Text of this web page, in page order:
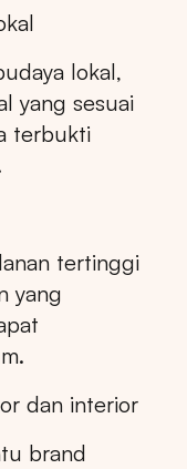
lokal,
yang sesuai
terbukti
tertinggi
yang
dan interior
brand